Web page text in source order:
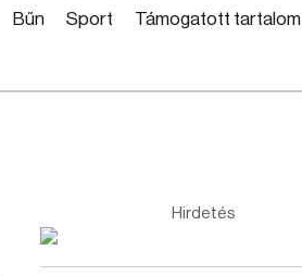
Bűn Sport Támogatott tartalom
Hirdetés